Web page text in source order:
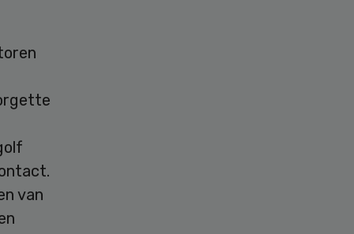
van